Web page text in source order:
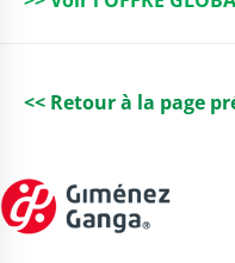
<< Retour à la page